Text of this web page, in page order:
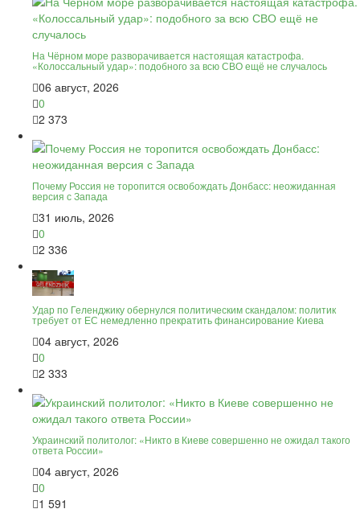
На Чёрном море разворачивается настоящая катастрофа.
«Колоссальный удар»: подобного за всю СВО ещё не случалось
06 август, 2026
0
2 373
Почему Россия не торопится освобождать Донбасс: неожиданная
версия с Запада
31 июль, 2026
0
2 336
Удар по Геленджику обернулся политическим скандалом: политик
требует от ЕС немедленно прекратить финансирование Киева
04 август, 2026
0
2 333
Украинский политолог: «Никто в Киеве совершенно не ожидал такого
ответа России»
04 август, 2026
0
1 591